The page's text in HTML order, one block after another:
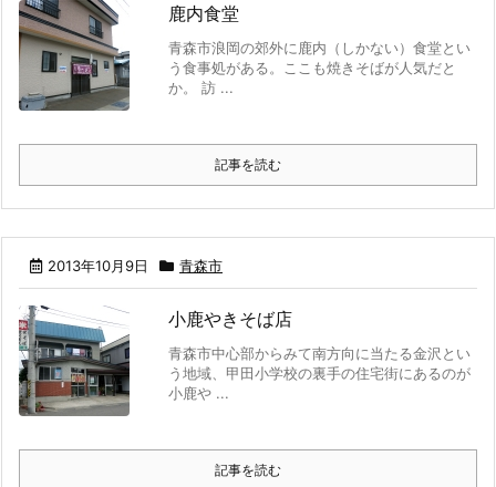
鹿内食堂
青森市浪岡の郊外に鹿内（しかない）食堂とい
う食事処がある。ここも焼きそばが人気だと
か。 訪 ...
記事を読む
2013年10月9日 青森市
小鹿やきそば店
青森市中心部からみて南方向に当たる金沢とい
う地域、甲田小学校の裏手の住宅街にあるのが
小鹿や ...
記事を読む